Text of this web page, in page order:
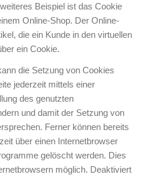
Beispiel ist das Cookie
Online-Shop. Der Online-
die ein Kunde in den virtuellen
ein Cookie.
die Setzung von Cookies
jederzeit mittels einer
des genutzten
und damit der Setzung von
Ferner können bereits
über einen Internetbrowser
gelöscht werden. Dies
möglich. Deaktiviert